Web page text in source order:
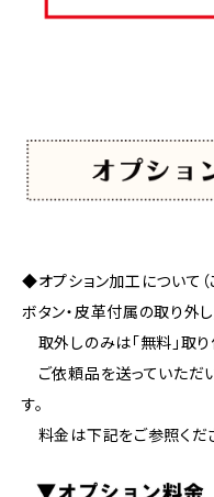
◆オプション加工について（
ボタン・皮革付属の取り外
取外しのみは「無料」取
ご依頼品を送っていただ
す。
料金は下記をご参照くだ